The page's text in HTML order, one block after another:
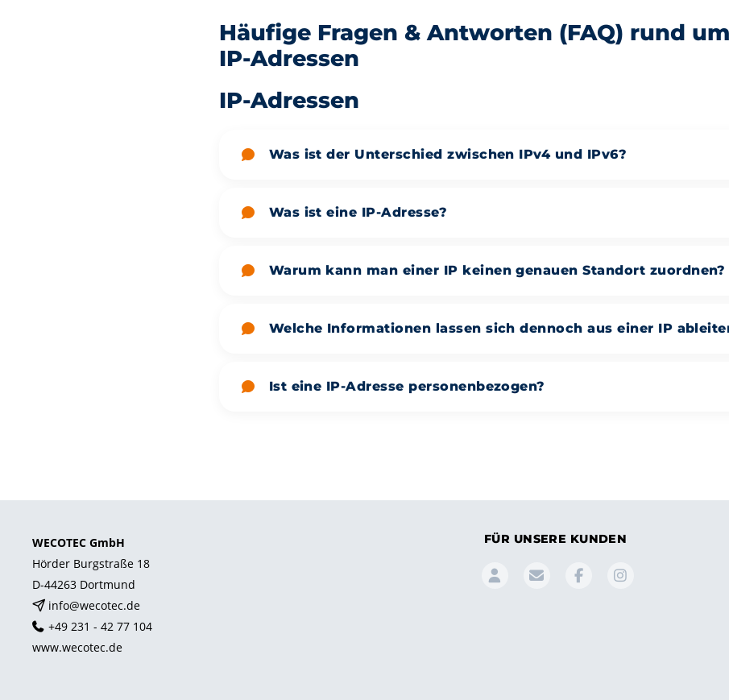
Häufige Fragen & Antworten (FAQ) rund
IP-Adressen
IP-Adressen
Was ist der Unterschied zwischen IPv4 und IPv6?
Was ist eine IP-Adresse?
Warum kann man einer IP keinen genauen Standort zuordnen?
Welche Informationen lassen sich dennoch aus einer IP
Ist eine IP-Adresse personenbezogen?
WECOTEC GmbH
Hörder Burgstraße 18
D-44263 Dortmund
info@wecotec.de
+49 231 - 42 77 104
www.wecotec.de
FÜR UNSERE KUNDEN